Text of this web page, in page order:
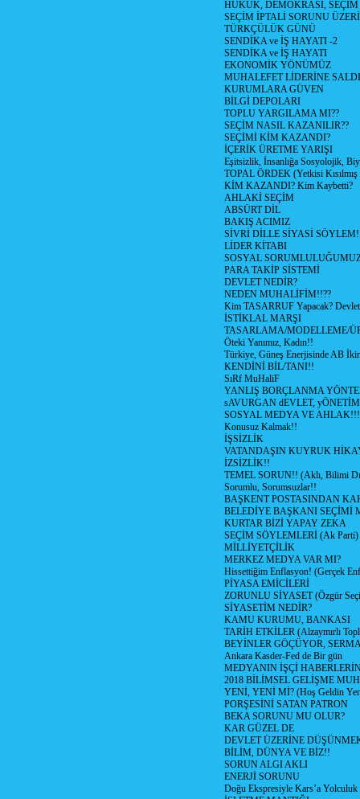
HUKUK, DEMOKRASİ, SEÇİM
SEÇİM İPTALİ SORUNU
TÜRKÇÜLÜK GÜNÜ
SENDİKA ve İŞ HAYATI -2
SENDİKA ve İŞ HAYATI
EKONOMİK YÖNÜMÜZ
MUHALEFET LİDERİNE
KURUMLARA GÜVEN
BİLGİ DEPOLARI
TOPLU YARGILAMA MI??
SEÇİM NASIL KAZANILIR??
SEÇİMİ KİM KAZANDI?
İÇERİK ÜRETME YARIŞI
Eşitsizlik, İnsanlığa Sosyolojik,
TOPAL ÖRDEK (Yetkisi
KİM KAZANDI? Kim Kaybetti?
AHLAKİ SEÇİM
ABSÜRT DİL
BAKIŞ ACIMIZ
SİVRİ DİLLE SİYASİ
LİDER KİTABI
SOSYAL
PARA TAKİP SİSTEMİ
DEVLET NEDİR?
NEDEN MUHALİFİM!!??
Kim TASARRUF Yapacak? Devlet
İSTİKLAL MARŞI
TASARLAMA/MODELLEME/
Öteki Yanımız, Kadın!!
Türkiye, Güneş Enerjisinde AB
KENDİNİ BİL/TANI!!
SıRf MuHaliF
YANLIŞ BORÇLANMA
sAVURGAN dEVLET,
SOSYAL MEDYA VE AHLAK!!!
Konusuz Kalmak!!
İŞSİZLİK
VATANDAŞIN KUYRUK
İZSİZLİK!!
TEMEL SORUN!! (Aklı, Bilimi
Sorumlu, Sorumsuzlar!!
BAŞKENT POSTASINDAN
BELEDİYE BAŞKANI SEÇİMİ
KURTAR BİZİ YAPAY ZEKA
SEÇİM SÖYLEMLERİ (Ak Parti)
MİLLİYETÇİLİK
MERKEZ MEDYA VAR MI?
Hissettiğim Enflasyon! (Gerçek
PİYASA EMİCİLERİ
ZORUNLU SİYASET (Özgür
SİYASETİM NEDİR?
KAMU KURUMU, BANKASI
TARİH ETKİLER (Alzaymırlı
BEYİNLER GÖÇÜYOR,
Ankara Kasder-Fed de Bir gün
MEDYANIN İŞÇİ
2018 BİLİMSEL GELİŞME
YENİ, YENİ Mİ? (Hoş Geldin
PORŞESİNİ SATAN PATRON
BEKA SORUNU MU OLUR?
KAR GÜZEL DE
DEVLET ÜZERİNE
BİLİM, DÜNYA VE BİZ!!
SORUN ALGI AKLI
ENERJİ SORUNU
Doğu Ekspresiyle Kars’a Yolculuk